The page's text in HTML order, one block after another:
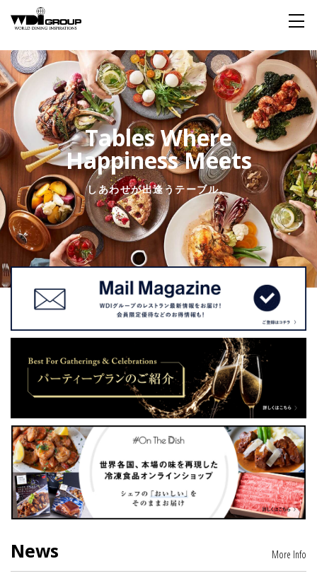
Home
About WDI
WDI STANDARD
私たちが大切にするもの
Company
企業概要
Story
毎日生まれる物語
Global
舞台は世界
Social Responsibility
社会貢献活動
Sustainability
サステイナビリティ
Restaurant
Wedding
IR
投資家の皆様へ 事業概要 コーポレート・ガバナンス
財務・業績情報 IRライブラリー 株式情報 電子公告 IRカレンダー
よくあるご質問 IRお問い合わせ 免責事項
Franchise
Recruit
Tables Where
Happiness Meets
しあわせが出逢うテーブル。
News More Info